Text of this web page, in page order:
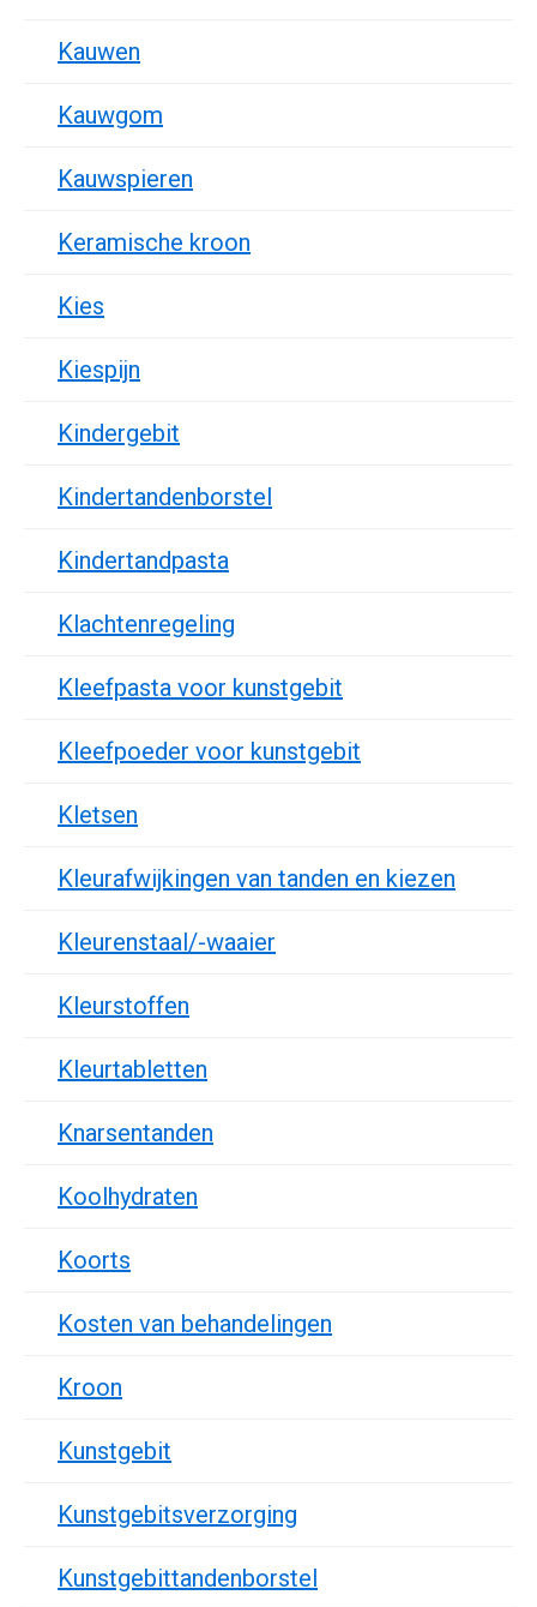
Kauwen
Kauwgom
Kauwspieren
Keramische kroon
Kies
Kiespijn
Kindergebit
Kindertandenborstel
Kindertandpasta
Klachtenregeling
Kleefpasta voor kunstgebit
Kleefpoeder voor kunstgebit
Kletsen
Kleurafwijkingen van tanden en kiezen
Kleurenstaal/-waaier
Kleurstoffen
Kleurtabletten
Knarsentanden
Koolhydraten
Koorts
Kosten van behandelingen
Kroon
Kunstgebit
Kunstgebitsverzorging
Kunstgebittandenborstel